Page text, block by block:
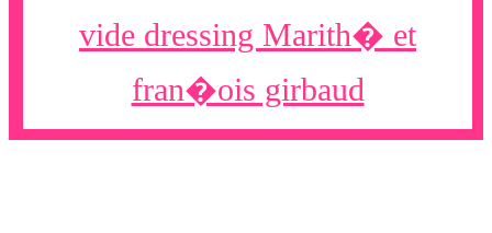
vide dressing Marith� et
fran�ois girbaud